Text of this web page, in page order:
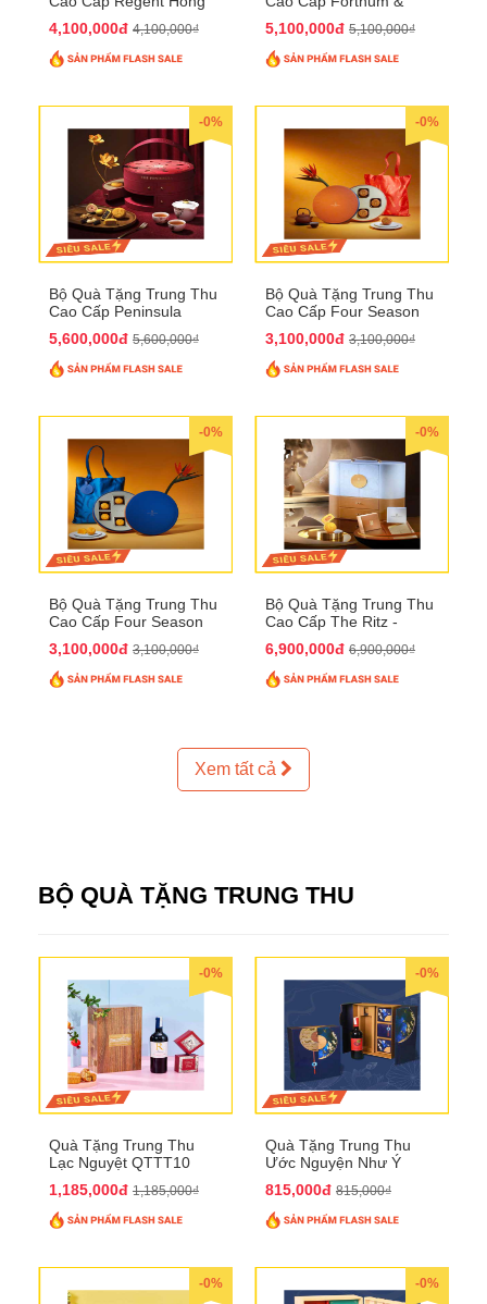
4,100,000đ 4,100,000₫ 5,100,000đ 5,100,000₫
-0%
Bộ Quà Tặng Trung Thu
Cao Cấp Peninsula
5,600,000đ 5,600,000₫
-0%
Bộ Quà Tặng Trung Thu
Cao Cấp Four Season
3,100,000đ 3,100,000₫
-0%
Bộ Quà Tặng Trung Thu
Cao Cấp Four Season
3,100,000đ 3,100,000₫
-0%
Bộ Quà Tặng Trung Thu
Cao Cấp The Ritz -
6,900,000đ 6,900,000₫
Xem tất cả
BỘ QUÀ TẶNG TRUNG THU
-0%
Quà Tặng Trung Thu
Lạc Nguyệt QTTT10
1,185,000đ 1,185,000₫
-0%
Quà Tặng Trung Thu
Ước Nguyện Như Ý
815,000đ 815,000₫
-0% -0%